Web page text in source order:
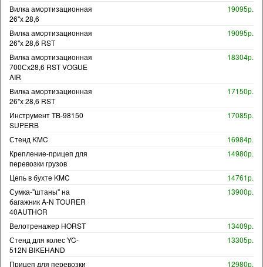
Вилка амортизационная
26"х 28,6
19095р.
Вилка амортизационная
26"х 28,6 RST
19095р.
Вилка амортизационная
700Сх28,6 RST VOGUE
AIR
18304р.
Вилка амортизационная
26"х 28,6 RST
17150р.
Инструмент TB-98150
SUPERB
17085р.
Стенд KMC
16984р.
Крепление-прицеп для
перевозки грузов
14980р.
Цепь в бухте KMC
14761р.
Сумка-"штаны" на
багажник A-N TOURER
40AUTHOR
13900р.
Велотренажер HORST
13409р.
Стенд для колес YC-
512N BIKEHAND
13305р.
Прицеп для перевозки 12980р.